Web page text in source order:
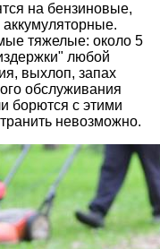
на бензиновые,
аккумуляторные.
тяжелые: около 5
любой
выхлоп, запах
обслуживания
борются с этими
невозможно.